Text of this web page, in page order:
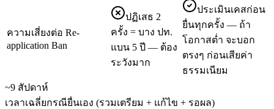
ความเสี่ยงต่อ Re-
application Ban
ปฏิเสธ 2
ครั้ง = บาง ปท.
แบน 5 ปี — ต้อง
ระวังมาก
ประเมินเคสก่อน
ยื่นทุกครั้ง — ถ้า
โอกาสต่ำ จะบอก
ตรงๆ ก่อนเสียค่า
ธรรมเนียม
~9 สัปดาห์
เวลาเฉลี่ยกรณียื่นเอง (รวมเตรียม + แก้ไข + รอผล)